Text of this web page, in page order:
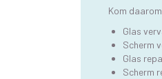
Kom
Glas
Scherm
Glas
Scherm